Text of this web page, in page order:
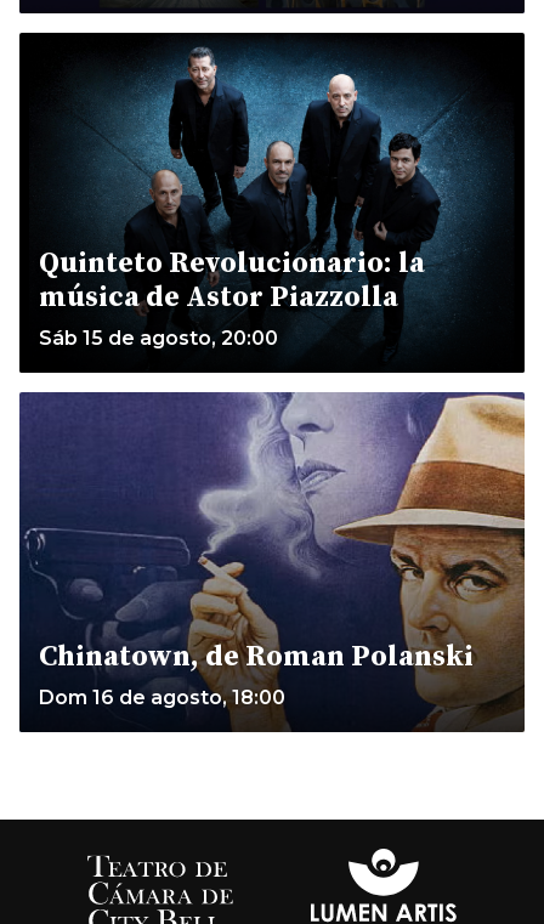
Quinteto Revolucionario: la
música de Astor Piazzolla
Sáb 15 de agosto, 20:00
Chinatown, de Roman Polanski
Dom 16 de agosto, 18:00